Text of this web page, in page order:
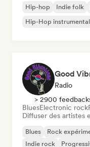
Hip-hop Indie folk
Hip-Hop instrumental
Good
Radio
> 2900
BluesElectronic rock
Diffuser des artistes
Blues Rock
Indie rock